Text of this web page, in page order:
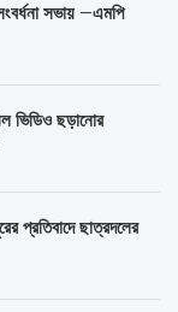
সভায় –এমপি
ভিডিও ছড়ানোর
প্রতিবাদে ছাত্রদলের